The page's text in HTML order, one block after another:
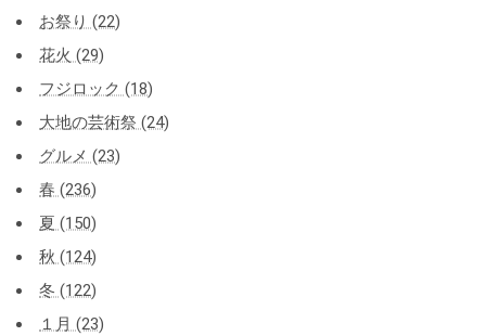
お祭り (22)
花火 (29)
フジロック (18)
大地の芸術祭 (24)
グルメ (23)
春 (236)
夏 (150)
秋 (124)
冬 (122)
１月 (23)